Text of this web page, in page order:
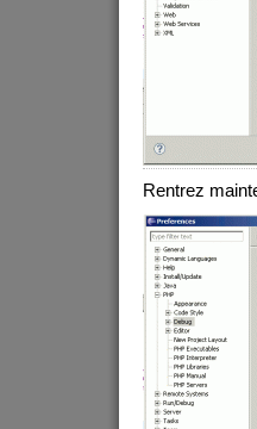
Rentrez